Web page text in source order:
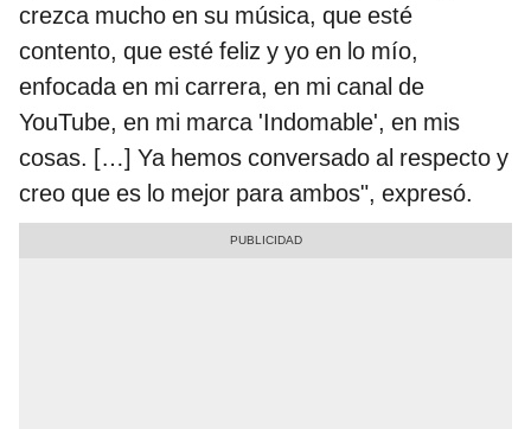
crezca mucho en su música, que esté
contento, que esté feliz y yo en lo mío,
enfocada en mi carrera, en mi canal de
YouTube, en mi marca 'Indomable', en mis
cosas. […] Ya hemos conversado al respecto y
creo que es lo mejor para ambos", expresó.